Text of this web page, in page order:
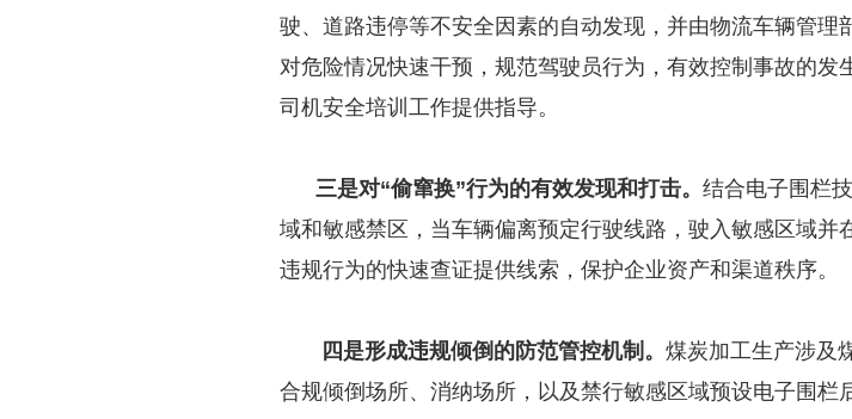
驶、道路违停等不安全因素的自动发现，并由物流车辆管理
对危险情况快速干预，规范驾驶员行为，有效控制事故的
司机安全培训工作提供指导。
三是对“偷窜换”行为的有效发现和打击。 结合电子围栏
域和敏感禁区，当车辆偏离预定行驶线路，驶入敏感区域
违规行为的快速查证提供线索，保护企业资产和渠道秩序。
四是形成违规倾倒的防范管控机制。 煤炭加工生产涉及
合规倾倒场所、消纳场所，以及禁行敏感区域预设电子围